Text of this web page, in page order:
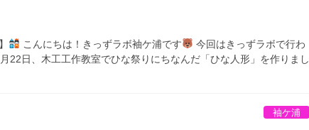
こんにちは！きっずラボ袖ケ浦です
今回はきっずラボで行わ
22日、木工工作教室でひな祭りにちなんだ「ひな人形」を作りまし
袖ケ浦